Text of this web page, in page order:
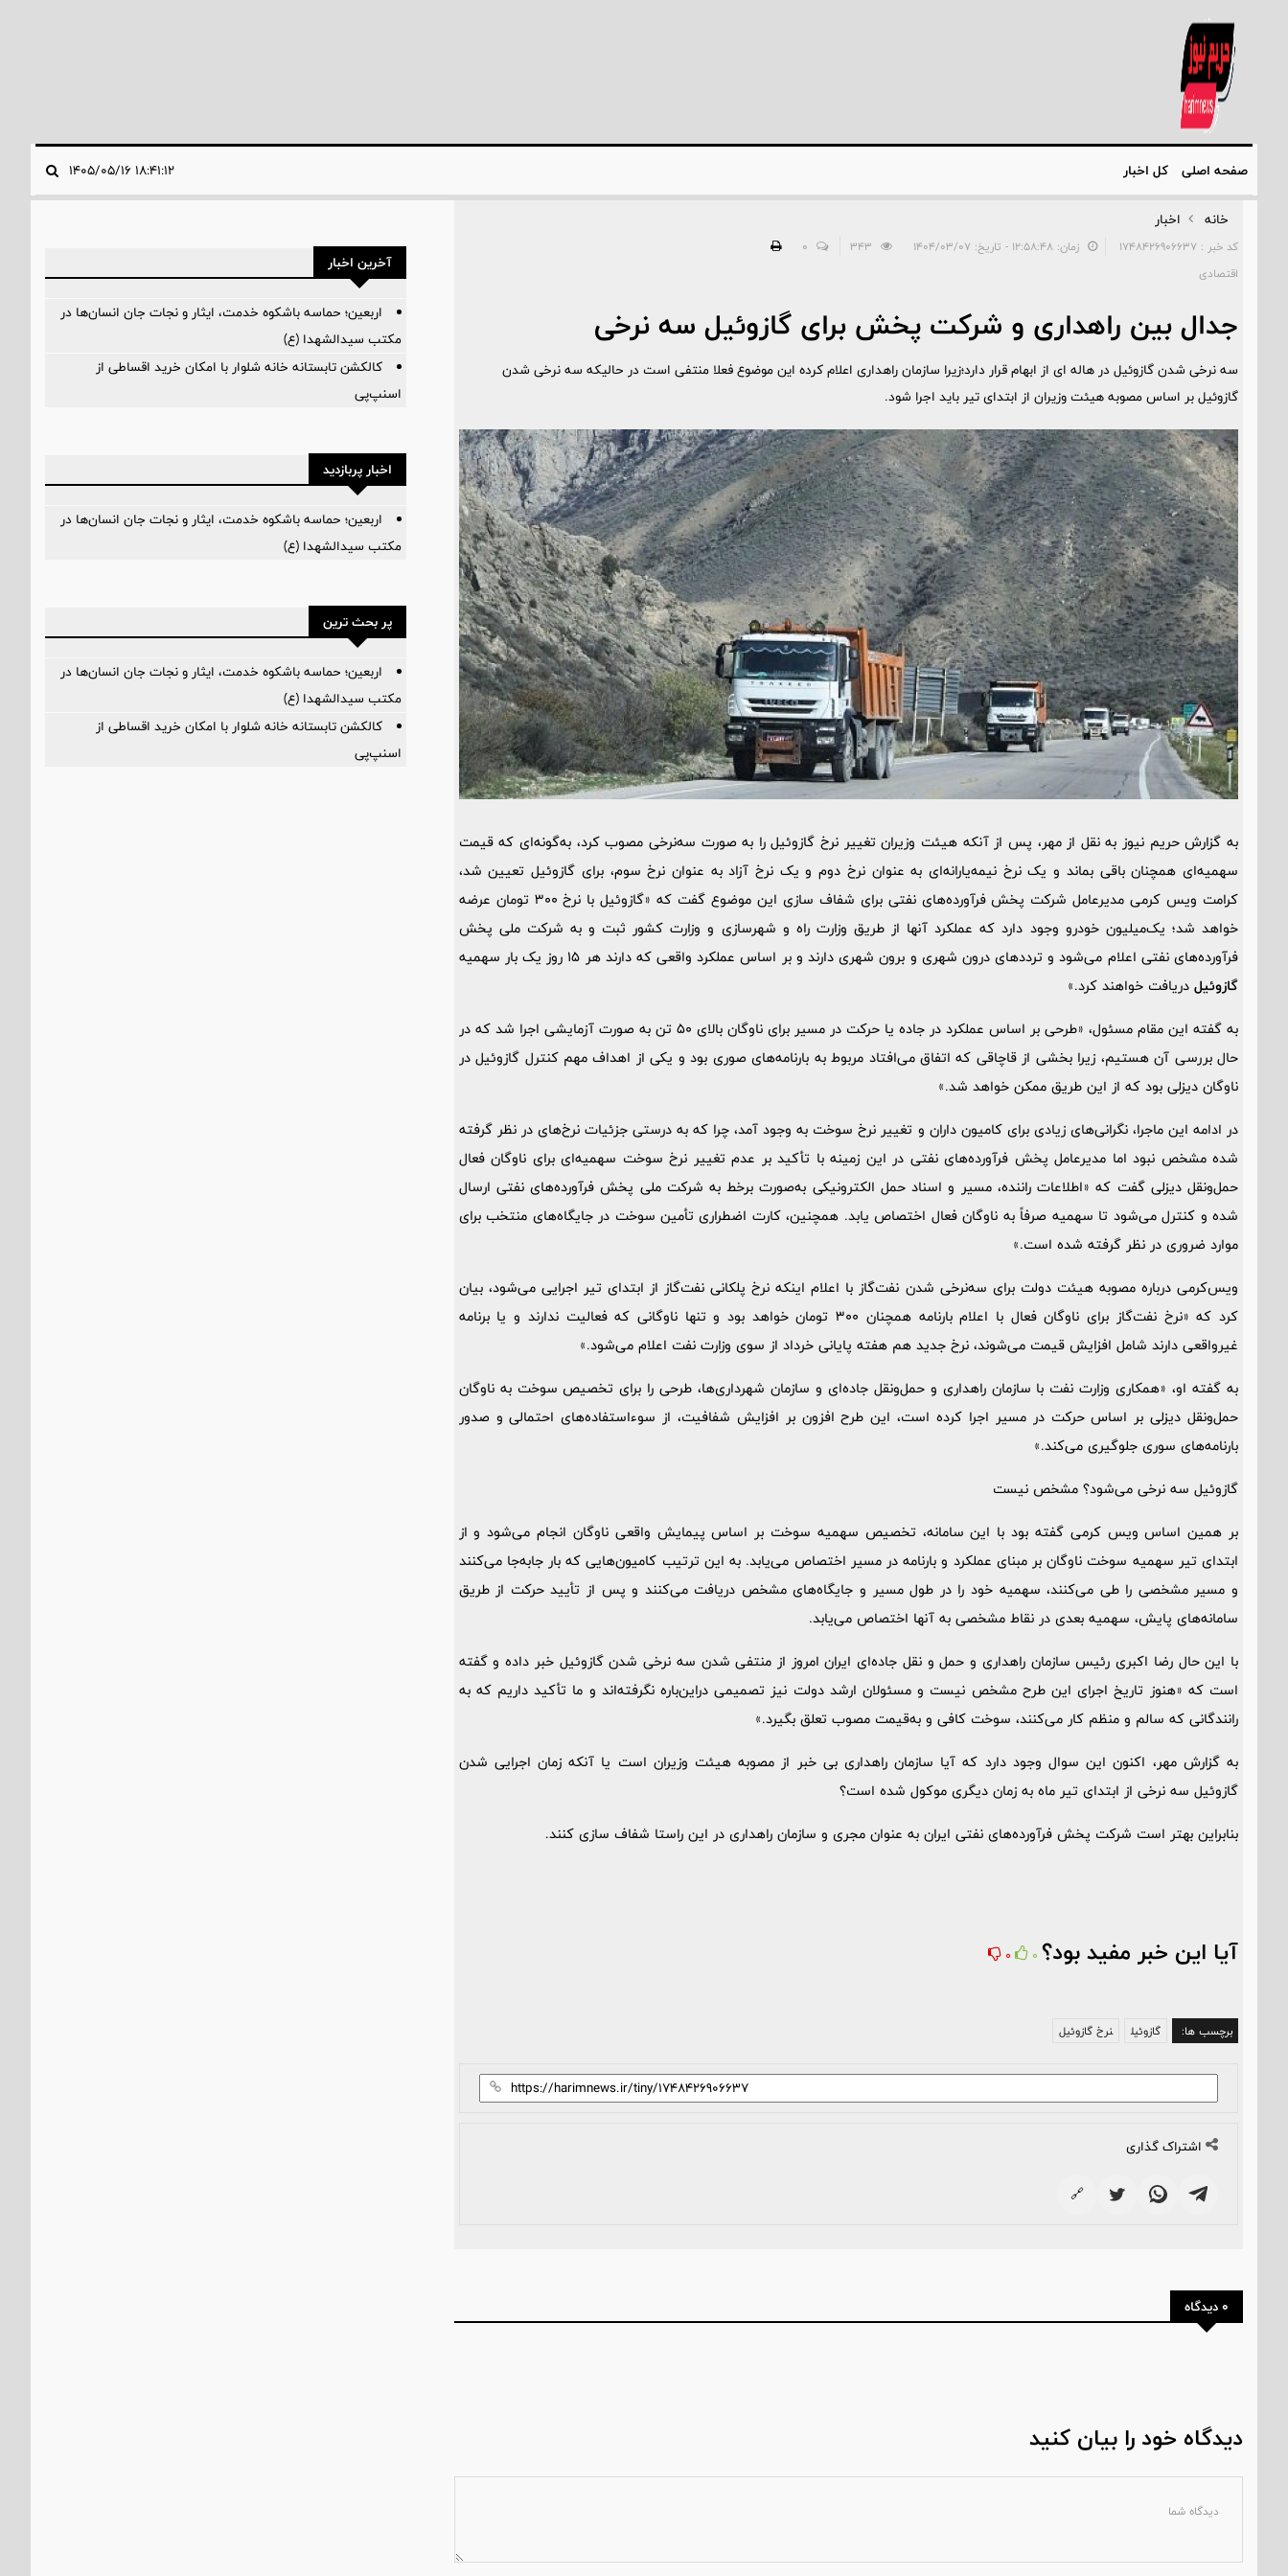
صفحه اصلی کل اخبار
خانه اخبار
کد خبر : 1748426906637 زمان: ۱۲:۵۸:۴۸ - تاریخ: ۱۴۰۴/۰۳/۰۷
0
اقتصادی
جدال بین راهداری و شرکت پخش برای گازوئیل سه نرخی
سه نرخی شدن گازوئیل در هاله ای از ابهام قرار دارد؛زیرا سازمان راهداری اعلام کرده این موضوع فعلا منتفی است در حالیکه سه نرخی شدن
گازوئیل بر اساس مصوبه هیئت وزیران از ابتدای تیر باید اجرا شود.
به گزارش حریم نیوز به نقل از مهر، پس از آنکه هیئت وزیران تغییر نرخ گازوئیلرا به صورت سه‌نرخی مصوب کرد، به‌گونه‌ای که قیمت
سهمیه‌ای همچنان باقی بماند و یک نرخ نیمه‌یارانه‌ای به عنوان نرخ دوم و یک نرخ آزاد به عنوان نرخ سوم، برای گازوئیلتعیین شد،
کرامت ویس کرمی مدیرعامل شرکت پخش فرآورده‌های نفتی برای شفاف سازی این موضوع گفت که «گازوئیل
با نرخ 300 تومان عرضه
خواهد شد؛ یک‌میلیون خودرو وجود دارد که عملکرد آنها از طریق وزارت راه و شهرسازی و وزارت کشور ثبت و به شرکت ملی پخش
فرآورده‌های نفتی اعلام می‌شود و ترددهای درون شهری و برون شهری دارند و بر اساس عملکرد واقعی که دارند هر 15 روز یک بار سهمیه
گازوئیل دریافت خواهند کرد.»
به گفته این مقام مسئول، «طرحی بر اساس عملکرد در جاده یا حرکت در مسیر برای ناوگان بالای 50 تن به صورت آزمایشی اجرا شد که در
حال بررسی آن هستیم، زیرا بخشی از قاچاقی که اتفاق می‌افتاد مربوط به بارنامه‌های صوری بود و یکی از اهداف مهم کنترل گازوئیلدر
ناوگان دیزلی بود که از این طریق ممکن خواهد شد.»
در ادامه این ماجرا، نگرانی‌های زیادی برای کامیون داران و تغییر نرخ سوخت به وجود آمد، چرا که به درستی جزئیات نرخ‌های در نظر گرفته
شده مشخص نبود اما مدیرعامل پخش فرآورده‌های نفتی در این زمینه با تأکید بر عدم تغییر نرخ سوخت سهمیه‌ای برای ناوگان فعال
حمل‌ونقل دیزلی گفت که «اطلاعات راننده، مسیر و اسناد حمل الکترونیکی به‌صورت برخط به شرکت ملی پخش فرآورده‌های نفتی ارسال
شده و کنترل می‌شود تا سهمیه صرفاً به ناوگان فعال اختصاص یابد. همچنین، کارت اضطراری تأمین سوخت در جایگاه‌های منتخب برای
موارد ضروری در نظر گرفته شده است.»
ویس‌کرمی درباره مصوبه هیئت دولت برای سه‌نرخی شدن نفت‌گاز با اعلام اینکه نرخ پلکانی نفت‌گاز از ابتدای تیر اجرایی می‌شود، بیان
کرد که «نرخ نفت‌گاز برای ناوگان فعال با اعلام بارنامه همچنان 300 تومان خواهد بود و تنها ناوگانی که فعالیت ندارند و یا برنامه
غیرواقعی دارند شامل افزایش قیمت می‌شوند، نرخ جدید هم هفته پایانی خرداد از سوی وزارت نفت اعلام می‌شود.»
به گفته او، «همکاری وزارت نفت با سازمان راهداری و حمل‌ونقل جاده‌ای و سازمان شهرداری‌ها، طرحی را برای تخصیص سوخت به ناوگان
حمل‌ونقل دیزلی بر اساس حرکت در مسیر اجرا کرده است، این طرح افزون بر افزایش شفافیت، از سوءاستفاده‌های احتمالی و صدور
بارنامه‌های سوری جلوگیری می‌کند.»
گازوئیل سه نرخی می‌شود؟ مشخص نیست
بر همین اساس ویس کرمی گفته بود با این سامانه، تخصیص سهمیه سوخت بر اساس پیمایش واقعی ناوگان انجام می‌شود و از
ابتدای تیر سهمیه سوخت ناوگان بر مبنای عملکرد و بارنامه در مسیر اختصاص می‌یابد. به این ترتیب کامیون‌هایی که بار جابه‌جا می‌کنند
و مسیر مشخصی را طی می‌کنند، سهمیه خود را در طول مسیر و جایگاه‌های مشخص دریافت می‌کنند و پس از تأیید حرکت از طریق
سامانه‌های پایش، سهمیه بعدی در نقاط مشخصی به آنها اختصاص می‌یابد.
با این حال رضا اکبری رئیس سازمان راهداری و حمل و نقل جاده‌ای ایران امروز از منتفی شدن سه نرخی شدن گازوئیل خبر داده و گفته
است که «هنوز تاریخ اجرای این طرح مشخص نیست و مسئولان ارشد دولت نیز تصمیمی دراین‌باره نگرفته‌اند و ما تأکید داریم که به
رانندگانی که سالم و منظم کار می‌کنند، سوخت کافی و به‌قیمت مصوب تعلق بگیرد.»
به گزارش مهر، اکنون این سوال وجود دارد که آیا سازمان راهداری بی خبر از مصوبه هیئت وزیران است یا آنکه زمان اجرایی شدن
گازوئیل سه نرخی از ابتدای تیر ماه به زمان دیگری موکول شده است؟
بنابراین بهتر است شرکت پخش فرآورده‌های نفتی ایران به عنوان مجری و سازمان راهداری در این راستا شفاف سازی کنند.
آیا این خبر مفید بود؟ 0
0
برچسب ها: گازوئیل نرخ گازوئیل
اشتراک گذاری
🔗
0 دیدگاه
دیدگاه خود را بیان کنید
آخرین اخبار
اربعین؛ حماسه باشکوه خدمت، ایثار و نجات جان انسان‌ها در
مکتب سیدالشهدا (ع)
کالکشن تابستانه خانه شلوار با امکان خرید اقساطی از
اسنپ‌پی
اخبار پربازدید
اربعین؛ حماسه باشکوه خدمت، ایثار و نجات جان انسان‌ها در
مکتب سیدالشهدا (ع)
پر بحث ترین
اربعین؛ حماسه باشکوه خدمت، ایثار و نجات جان انسان‌ها در
مکتب سیدالشهدا (ع)
کالکشن تابستانه خانه شلوار با امکان خرید اقساطی از
اسنپ‌پی